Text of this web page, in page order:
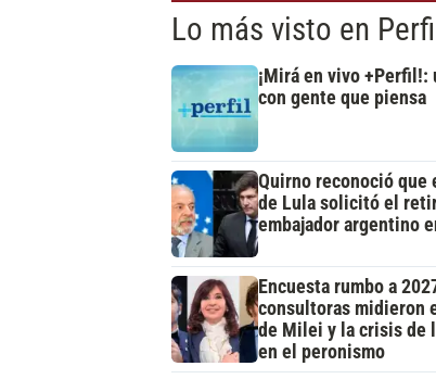
Lo más visto en
¡Mirá en vivo +Perfil!:
con gente que piensa
Quirno reconoció que
de Lula solicitó el
embajador argentino
Encuesta rumbo a
consultoras midieron
de Milei y la crisis de
en el peronismo